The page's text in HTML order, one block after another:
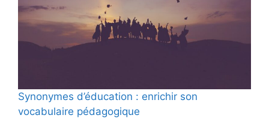
Synonymes d’éducation : enrichir son
vocabulaire pédagogique